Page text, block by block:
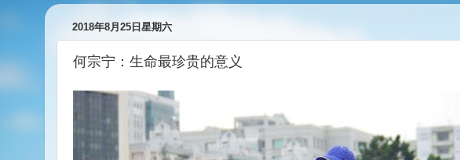
2018年8月25日星期六
何宗宁：生命最珍贵的意义